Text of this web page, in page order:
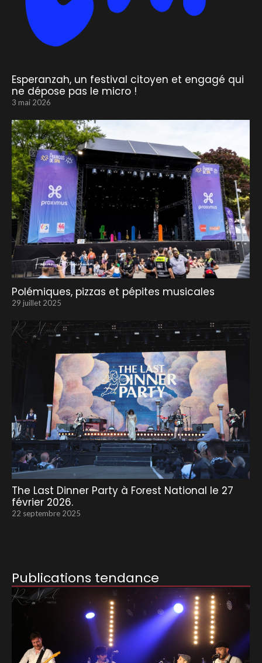
Esperanzah, un festival citoyen et engagé qui
ne dépose pas le micro !
3 mai 2026
Polémiques, pizzas et pépites musicales
29 juillet 2025
The Last Dinner Party à Forest National le 27
février 2026.
22 septembre 2025
Publications tendance